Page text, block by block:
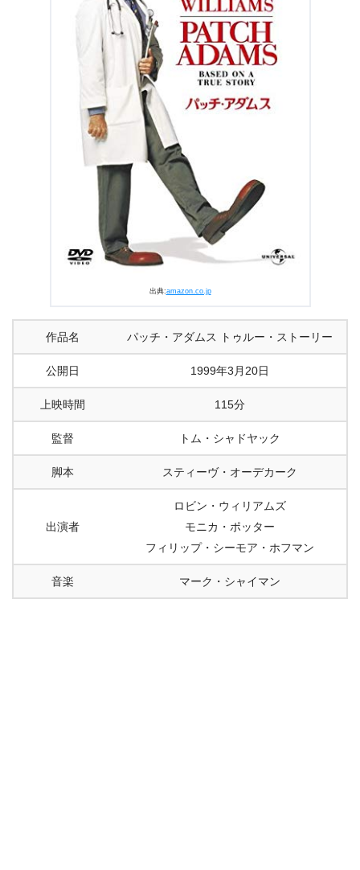
『パッチ・アダムス トゥルー・ストーリー』あらすじ・
ネタバレ感想まとめ
出典:amazon.co.jp
作品名 パッチ・アダムス トゥルー・ストーリー
公開日 1999年3月20日
上映時間 115分
監督 トム・シャドヤック
脚本 スティーヴ・オーデカーク
出演者
ロビン・ウィリアムズ
モニカ・ポッター
フィリップ・シーモア・ホフマン
音楽 マーク・シャイマン